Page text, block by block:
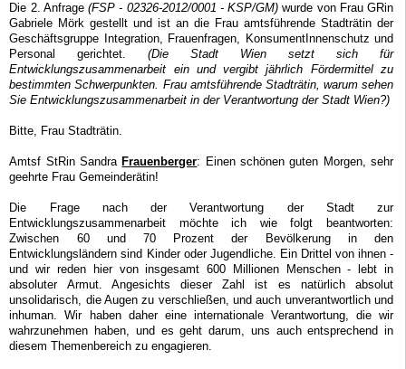
Die 2. Anfrage(FSP - 02326-2012/0001 - KSP/GM) wurde von Frau GRin
Gabriele Mörk gestellt und ist an die Frau amtsführende Stadträtin der
Geschäftsgruppe Integration, Frauenfragen, KonsumentInnenschutz und
Personal gerichtet.(Die Stadt Wien setzt sich für
Entwicklungszusammenarbeit ein und vergibt jährlich Fördermittel zu
bestimmten Schwerpunkten. Frau amtsführende Stadträtin, warum sehen
Sie Entwicklungszusammenarbeit in der Verantwortung der Stadt Wien?)
Bitte, Frau Stadträtin.
Amtsf StRin Sandra Frauenberger: Einen schönen guten Morgen, sehr
geehrte Frau Gemeinderätin!
Die Frage nach der Verantwortung der Stadt zur
Entwicklungszusammenarbeit möchte ich wie folgt beantworten:
Zwischen 60 und 70 Prozent der Bevölkerung in den
Entwicklungsländern sind Kinder oder Jugendliche. Ein Drittel von ihnen -
und wir reden hier von insgesamt 600 Millionen Menschen - lebt in
absoluter Armut. Angesichts dieser Zahl ist es natürlich absolut
unsolidarisch, die Augen zu verschließen, und auch unverantwortlich und
inhuman. Wir haben daher eine internationale Verantwortung, die wir
wahrzunehmen haben, und es geht darum, uns auch entsprechend in
diesem Themenbereich zu engagieren.